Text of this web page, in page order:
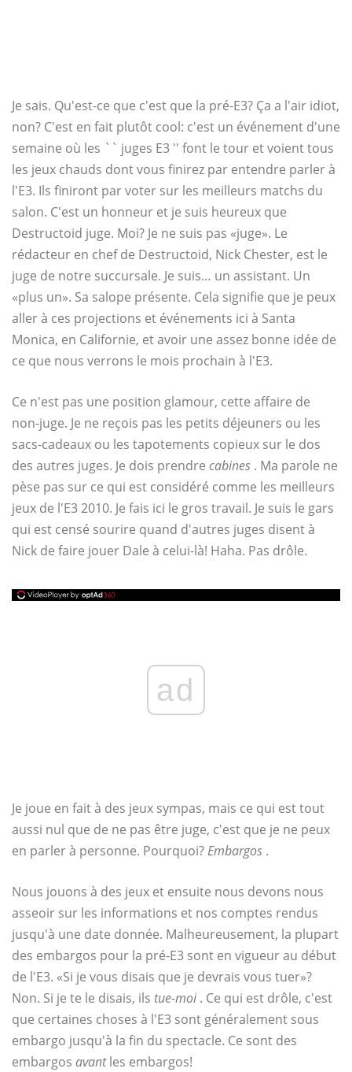
Je sais. Qu'est-ce que c'est que la pré-E3? Ça a l'air idiot,
non? C'est en fait plutôt cool: c'est un événement d'une
semaine où les `` juges E3 '' font le tour et voient tous
les jeux chauds dont vous finirez par entendre parler à
l'E3. Ils finiront par voter sur les meilleurs matchs du
salon. C'est un honneur et je suis heureux que
Destructoid juge. Moi? Je ne suis pas «juge». Le
rédacteur en chef de Destructoid, Nick Chester, est le
juge de notre succursale. Je suis… un assistant. Un
«plus un». Sa salope présente. Cela signifie que je peux
aller à ces projections et événements ici à Santa
Monica, en Californie, et avoir une assez bonne idée de
ce que nous verrons le mois prochain à l'E3.
Ce n'est pas une position glamour, cette affaire de
non-juge. Je ne reçois pas les petits déjeuners ou les
sacs-cadeaux ou les tapotements copieux sur le dos
des autres juges. Je dois prendre cabines . Ma parole ne
pèse pas sur ce qui est considéré comme les meilleurs
jeux de l'E3 2010. Je fais ici le gros travail. Je suis le gars
qui est censé sourire quand d'autres juges disent à
Nick de faire jouer Dale à celui-là! Haha. Pas drôle.
ad
Je joue en fait à des jeux sympas, mais ce qui est tout
aussi nul que de ne pas être juge, c'est que je ne peux
en parler à personne. Pourquoi?Embargos .
Nous jouons à des jeux et ensuite nous devons nous
asseoir sur les informations et nos comptes rendus
jusqu'à une date donnée. Malheureusement, la plupart
des embargos pour la pré-E3 sont en vigueur au début
de l'E3. «Si je vous disais que je devrais vous tuer»?
Non. Si je te le disais, ils tue-moi . Ce qui est drôle, c'est
que certaines choses à l'E3 sont généralement sous
embargo jusqu'à la fin du spectacle. Ce sont des
embargos avantles embargos!